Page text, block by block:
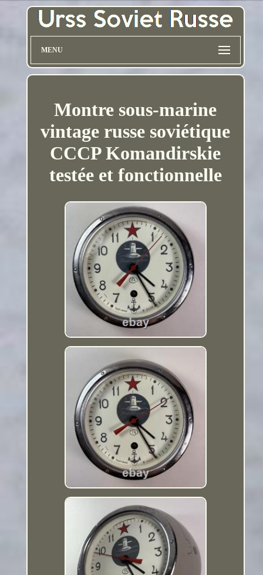
MENU
Montre sous-marine
vintage russe soviétique
CCCP Komandirskie
testée et fonctionnelle